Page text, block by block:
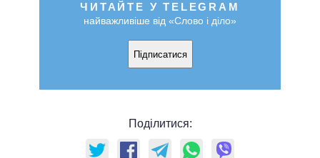
ЧИТАЙТЕ У TELEGRAM
найважливіше від «Слово і діло»
Підписатися
Поділитися: